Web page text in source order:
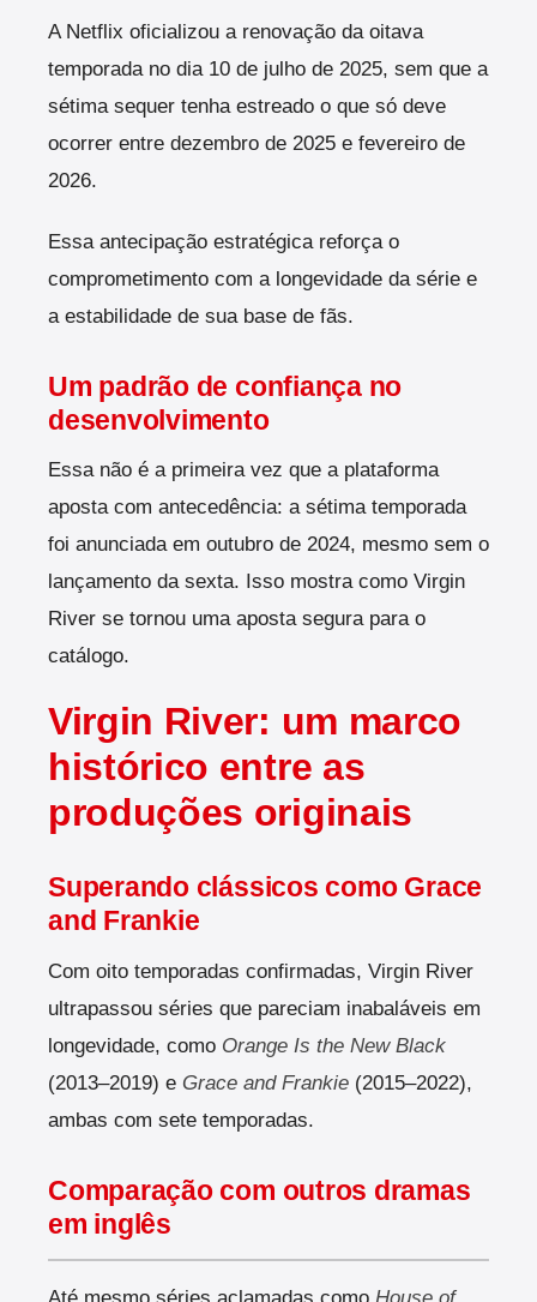
A Netflix oficializou a renovação da oitava
temporada no dia 10 de julho de 2025, sem que a
sétima sequer tenha estreado o que só deve
ocorrer entre dezembro de 2025 e fevereiro de
2026.
Essa antecipação estratégica reforça o
comprometimento com a longevidade da série e
a estabilidade de sua base de fãs.
Um padrão de confiança no
desenvolvimento
Essa não é a primeira vez que a plataforma
aposta com antecedência: a sétima temporada
foi anunciada em outubro de 2024, mesmo sem o
lançamento da sexta. Isso mostra como Virgin
River se tornou uma aposta segura para o
catálogo.
Virgin River: um marco
histórico entre as
produções originais
Superando clássicos como Grace
and Frankie
Com oito temporadas confirmadas, Virgin River
ultrapassou séries que pareciam inabaláveis em
longevidade, como Orange Is the New Black
(2013–2019) e Grace and Frankie (2015–2022),
ambas com sete temporadas.
Comparação com outros dramas
em inglês